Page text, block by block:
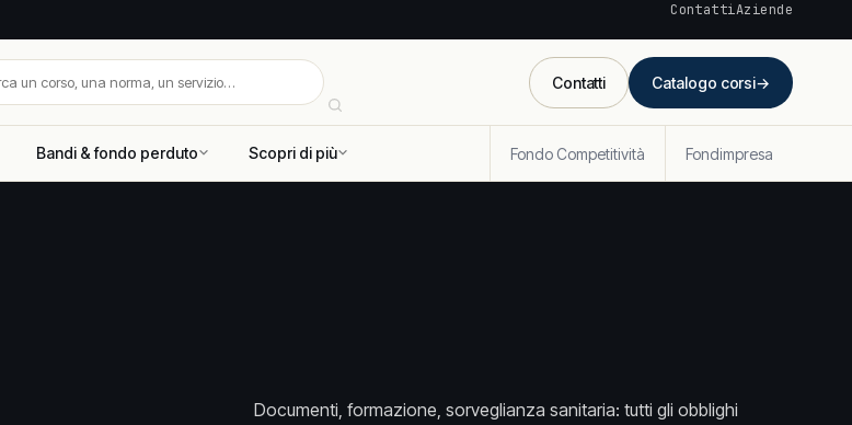
ContattiAziende
Contatti Catalogo corsi→
Bandi & fondo perduto Scopri di più Fondo Competitività Fondimpresa
Documenti, formazione, sorveglianza sanitaria: tutti gli obblighi